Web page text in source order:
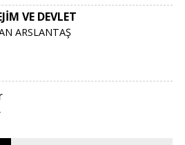
VE DEVLET
ARSLANTAŞ